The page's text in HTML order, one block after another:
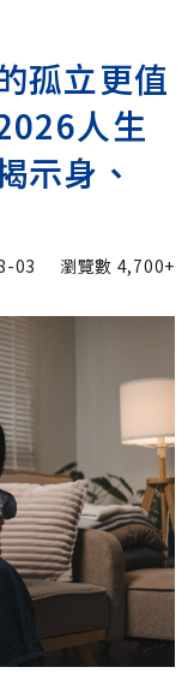
孤立更值
人生
示身、
03 瀏覽數 4,700+